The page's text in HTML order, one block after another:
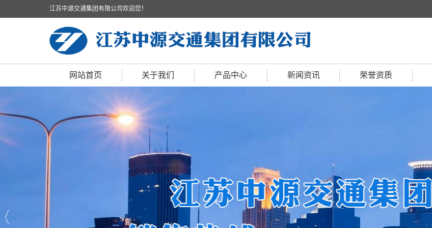
江苏中源交通集团有限公司欢迎您！
网站首页 关于我们 产品中心 新闻资讯 荣誉资质